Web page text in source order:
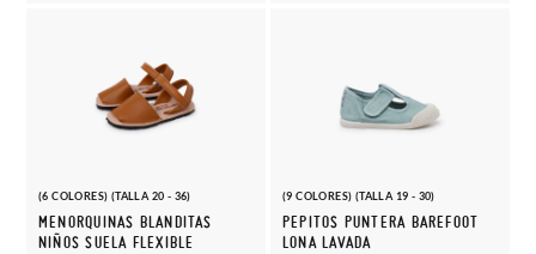
(6 COLORES) (TALLA 20 - 36)
MENORQUINAS BLANDITAS
NIÑOS SUELA FLEXIBLE
(9 COLORES) (TALLA 19 - 30)
PEPITOS PUNTERA BAREFOOT
LONA LAVADA